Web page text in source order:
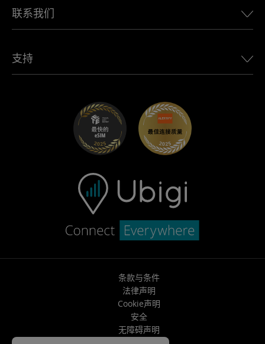
非洲最佳eSIM
查看所有目的地
适用于 Jeep 的 Ubigi
适用于 Mini 的 Ubigi
适用于 Maserati 的 Ubigi
Ubigi在媒体上
Ubigi应用程序
联系我们
联盟计划
支持
条款与条件
法律声明
Cookie声明
安全
无障碍声明